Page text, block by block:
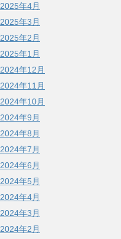
2025年4月
2025年3月
2025年2月
2025年1月
2024年12月
2024年11月
2024年10月
2024年9月
2024年8月
2024年7月
2024年6月
2024年5月
2024年4月
2024年3月
2024年2月